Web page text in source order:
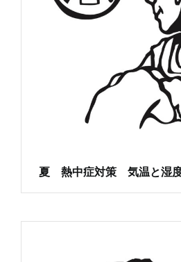
夏 熱中症対策 気温と湿度